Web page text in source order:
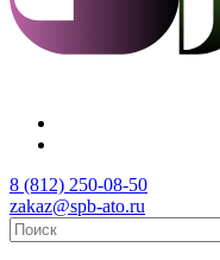
8 (812) 250-08-50
zakaz@spb-ato.ru